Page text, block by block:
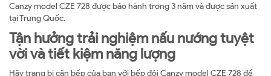
Canzy model CZE 728 được bảo hành trong 3 năm và được sản xuất
tại Trung Quốc.
Tận hưởng trải nghiệm nấu nướng tuyệt
vời và tiết kiệm năng lượng
Hãy trang bị căn bếp của bạn với bếp đôi Canzy model CZE 728 để